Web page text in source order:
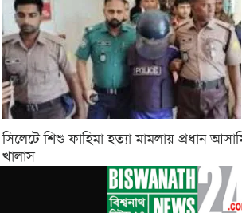
সিলেটে শিশু ফাহিমা হত্যা মামলায় প্রধান
খালাস